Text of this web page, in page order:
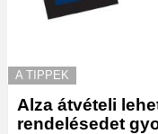
A TIPPEK
Alza átvételi
rendelésedet